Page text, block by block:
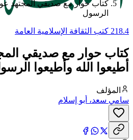
كتاب حوار مع صديقي المجتهد
الرسول
218.4 كتب الثقافة الإسلامية العامة
كتاب حوار مع صديقي
أطيعوا الله وأطيعوا
المؤلف
سامي سعد، أبو إسلام